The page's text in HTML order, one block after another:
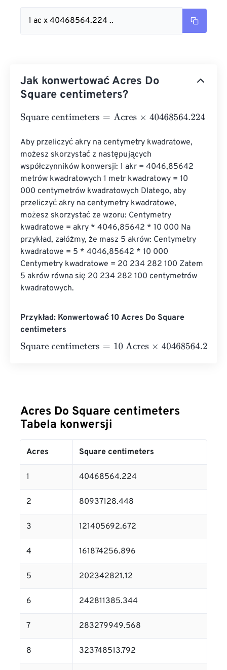
1 ac x 40468564.224 ..
Jak konwertować Acres Do
Square centimeters?
Square centimeters=Acres×40468564.224
Aby przeliczyć akry na centymetry kwadratowe,
możesz skorzystać z następujących
współczynników konwersji: 1 akr = 4046,85642
metrów kwadratowych 1 metr kwadratowy = 10
000 centymetrów kwadratowych Dlatego, aby
przeliczyć akry na centymetry kwadratowe,
możesz skorzystać ze wzoru: Centymetry
kwadratowe = akry * 4046,85642 * 10 000 Na
przykład, załóżmy, że masz 5 akrów: Centymetry
kwadratowe = 5 * 4046,85642 * 10 000
Centymetry kwadratowe = 20 234 282 100 Zatem
5 akrów równa się 20 234 282 100 centymetrów
kwadratowych.
Przykład: Konwertować 10 Acres Do Square
centimeters
Square centimeters=10 Acres×40468564.224=
Acres Do Square centimeters
Tabela konwersji
Acres Square centimeters
1 40468564.224
2 80937128.448
3 121405692.672
4 161874256.896
5 202342821.12
6 242811385.344
7 283279949.568
8 323748513.792